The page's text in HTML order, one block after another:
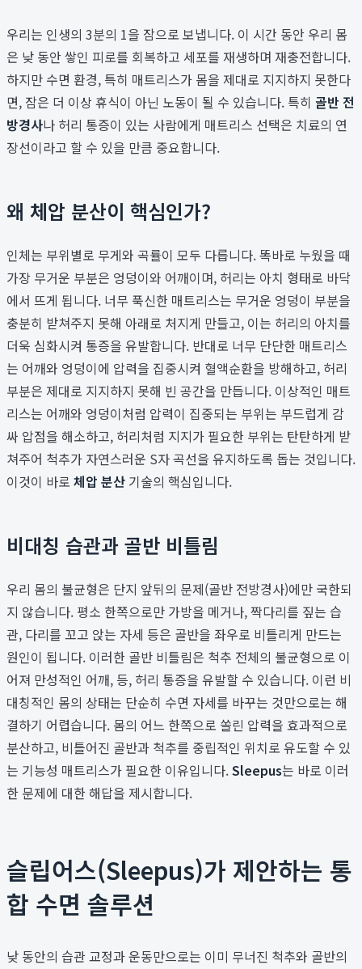
우리는 인생의 3분의 1을 잠으로 보냅니다. 이 시간 동안 우리 몸
은 낮 동안 쌓인 피로를 회복하고 세포를 재생하며 재충전합니다.
하지만 수면 환경, 특히 매트리스가 몸을 제대로 지지하지 못한다
면, 잠은 더 이상 휴식이 아닌 노동이 될 수 있습니다. 특히 골반 전
방경사나 허리 통증이 있는 사람에게 매트리스 선택은 치료의 연
장선이라고 할 수 있을 만큼 중요합니다.
왜 체압 분산이 핵심인가?
인체는 부위별로 무게와 곡률이 모두 다릅니다. 똑바로 누웠을 때
가장 무거운 부분은 엉덩이와 어깨이며, 허리는 아치 형태로 바닥
에서 뜨게 됩니다. 너무 푹신한 매트리스는 무거운 엉덩이 부분을
충분히 받쳐주지 못해 아래로 처지게 만들고, 이는 허리의 아치를
더욱 심화시켜 통증을 유발합니다. 반대로 너무 단단한 매트리스
는 어깨와 엉덩이에 압력을 집중시켜 혈액순환을 방해하고, 허리
부분은 제대로 지지하지 못해 빈 공간을 만듭니다. 이상적인 매트
리스는 어깨와 엉덩이처럼 압력이 집중되는 부위는 부드럽게 감
싸 압점을 해소하고, 허리처럼 지지가 필요한 부위는 탄탄하게 받
쳐주어 척추가 자연스러운 S자 곡선을 유지하도록 돕는 것입니다.
이것이 바로 체압 분산 기술의 핵심입니다.
비대칭 습관과 골반 비틀림
우리 몸의 불균형은 단지 앞뒤의 문제(골반 전방경사)에만 국한되
지 않습니다. 평소 한쪽으로만 가방을 메거나, 짝다리를 짚는 습
관, 다리를 꼬고 앉는 자세 등은 골반을 좌우로 비틀리게 만드는
원인이 됩니다. 이러한 골반 비틀림은 척추 전체의 불균형으로 이
어져 만성적인 어깨, 등, 허리 통증을 유발할 수 있습니다. 이런 비
대칭적인 몸의 상태는 단순히 수면 자세를 바꾸는 것만으로는 해
결하기 어렵습니다. 몸의 어느 한쪽으로 쏠린 압력을 효과적으로
분산하고, 비틀어진 골반과 척추를 중립적인 위치로 유도할 수 있
는 기능성 매트리스가 필요한 이유입니다.Sleepus는 바로 이러
한 문제에 대한 해답을 제시합니다.
슬립어스(Sleepus)가 제안하는 통
합 수면 솔루션
낮 동안의 습관 교정과 운동만으로는 이미 무너진 척추와 골반의